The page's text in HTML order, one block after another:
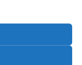
gr.